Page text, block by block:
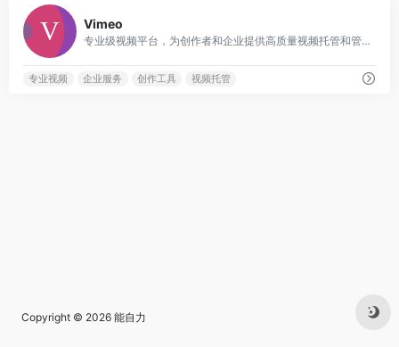
Vimeo
专业级视频平台，为创作者和企业提供高质量视频托管和管理服务
专业视频 企业服务 创作工具 视频托管
Copyright © 2026 能自力